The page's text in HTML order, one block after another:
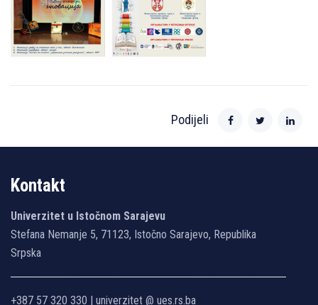
Podijeli
Kontakt
Univerzitet u Istočnom Sarajevu
Stefana Nemanje 5, 71123, Istočno Sarajevo, Republika
Srpska
+387 57 320 330 | univerzitet @ ues.rs.ba